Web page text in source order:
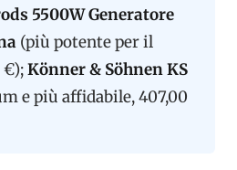
5500W Generatore
(più potente per il
€);Könner & Söhnen KS
e più affidabile, 407,00